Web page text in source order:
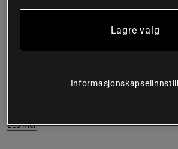
Gratis retur
Phoebe Pile Jacket – Stilig og
Les mer
Lagre valg